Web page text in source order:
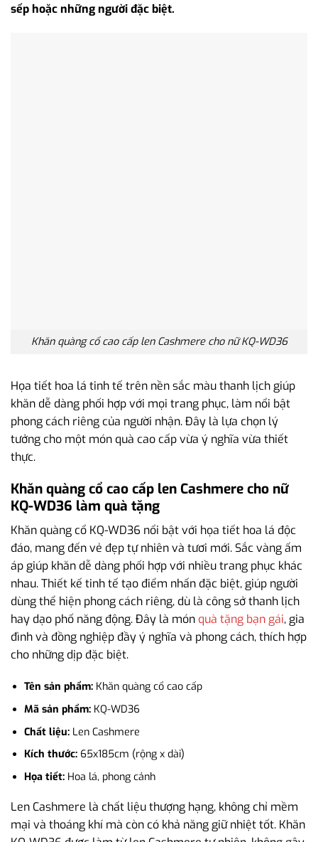
sếp hoặc những người đặc biệt.
Khăn quàng cổ cao cấp len Cashmere cho nữ KQ-WD36
Họa tiết hoa lá tinh tế trên nền sắc màu thanh lịch giúp
khăn dễ dàng phối hợp với mọi trang phục, làm nổi bật
phong cách riêng của người nhận. Đây là lựa chọn lý
tưởng cho một món quà cao cấp vừa ý nghĩa vừa thiết
thực.
Khăn quàng cổ cao cấp len Cashmere cho nữ
KQ-WD36 làm quà tặng
Khăn quàng cổ KQ-WD36 nổi bật với họa tiết hoa lá độc
đáo, mang đến vẻ đẹp tự nhiên và tươi mới. Sắc vàng ấm
áp giúp khăn dễ dàng phối hợp với nhiều trang phục khác
nhau. Thiết kế tinh tế tạo điểm nhấn đặc biệt, giúp người
dùng thể hiện phong cách riêng, dù là công sở thanh lịch
hay dạo phố năng động. Đây là món quà tặng bạn gái, gia
đình và đồng nghiệp đầy ý nghĩa và phong cách, thích hợp
cho những dịp đặc biệt.
Tên sản phẩm:Khăn quàng cổ cao cấp
Mã sản phẩm:KQ-WD36
Chất liệu:Len Cashmere
Kích thước:65x185cm (rộng x dài)
Họa tiết:Hoa lá, phong cảnh
Len Cashmere là chất liệu thượng hạng, không chỉ mềm
mại và thoáng khí mà còn có khả năng giữ nhiệt tốt. Khăn